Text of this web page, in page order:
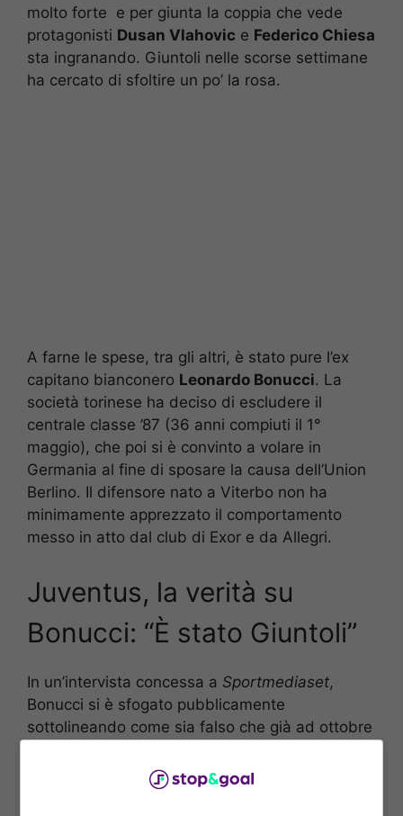
molto forte e per giunta la coppia che vede
protagonisti Dusan Vlahovic e Federico Chiesa
sta ingranando. Giuntoli nelle scorse settimane
ha cercato di sfoltire un po’ la rosa.
A farne le spese, tra gli altri, è stato pure l’ex
capitano bianconero Leonardo Bonucci. La
società torinese ha deciso di escludere il
centrale classe ’87 (36 anni compiuti il 1°
maggio), che poi si è convinto a volare in
Germania al fine di sposare la causa dell’Union
Berlino. Il difensore nato a Viterbo non ha
minimamente apprezzato il comportamento
messo in atto dal club di Exor e da Allegri.
Juventus, la verità su
Bonucci: “È stato Giuntoli”
In un’intervista concessa a Sportmediaset,
Bonucci si è sfogato pubblicamente
sottolineando come sia falso che già ad ottobre
della dirigenza di non confermarlo. “
ottobre mi era stata paventata l’ipotesi di una